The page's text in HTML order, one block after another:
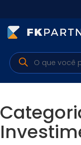
Cursos
Preparatórios
Internacionais
Finanças &
Por atuação